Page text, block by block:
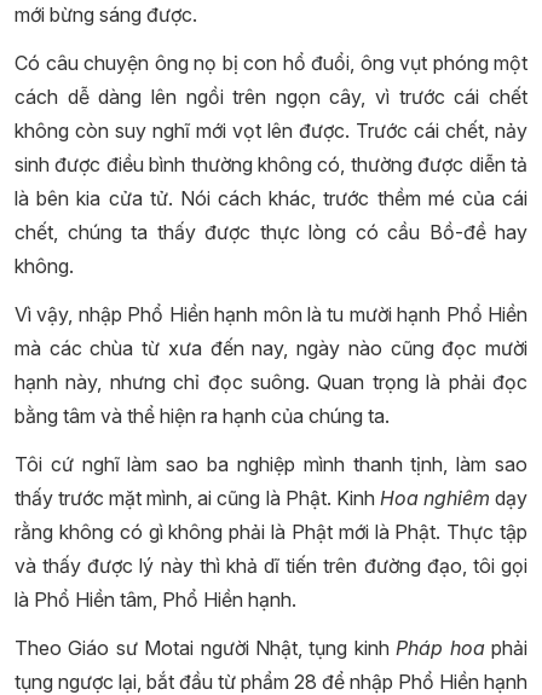
mới bừng sáng được.
Có câu chuyện ông nọ bị con hổ đuổi, ông vụt phóng một
cách dễ dàng lên ngồi trên ngọn cây, vì trước cái chết
không còn suy nghĩ mới vọt lên được. Trước cái chết, nảy
sinh được điều bình thường không có, thường được diễn tả
là bên kia cửa tử. Nói cách khác, trước thềm mé của cái
chết, chúng ta thấy được thực lòng có cầu Bồ-đề hay
không.
Vì vậy, nhập Phổ Hiền hạnh môn là tu mười hạnh Phổ Hiền
mà các chùa từ xưa đến nay, ngày nào cũng đọc mười
hạnh này, nhưng chỉ đọc suông. Quan trọng là phải đọc
bằng tâm và thể hiện ra hạnh của chúng ta.
Tôi cứ nghĩ làm sao ba nghiệp mình thanh tịnh, làm sao
thấy trước mặt mình, ai cũng là Phật. Kinh Hoa nghiêmdạy
rằng không có gì không phải là Phật mới là Phật. Thực tập
và thấy được lý này thì khả dĩ tiến trên đường đạo, tôi gọi
là Phổ Hiền tâm, Phổ Hiền hạnh.
Theo Giáo sư Motai người Nhật, tụng kinh Pháp hoaphải
tụng ngược lại, bắt đầu từ phẩm 28 để nhập Phổ Hiền hạnh